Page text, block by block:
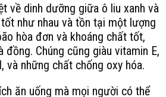
về dinh dưỡng giữa ô liu xanh và
như nhau và tồn tại một lượng
hòa đơn và khoáng chất tốt,
đồng. Chúng cũng giàu vitamin E,
và những chất chống oxy hóa.
ăn uống mà mọi người có thể